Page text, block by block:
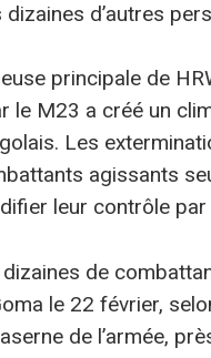
d’autres
principale de
le M23 a créé un
Les
agissants
leur contrôle
de
le 22 février,
de l’armée,